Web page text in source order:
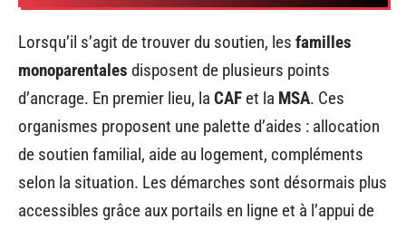
Lorsqu’il s’agit de trouver du soutien, les familles
monoparentales disposent de plusieurs points
d’ancrage. En premier lieu, la CAF et la MSA. Ces
organismes proposent une palette d’aides : allocation
de soutien familial, aide au logement, compléments
selon la situation. Les démarches sont désormais plus
accessibles grâce aux portails en ligne et à l’appui de